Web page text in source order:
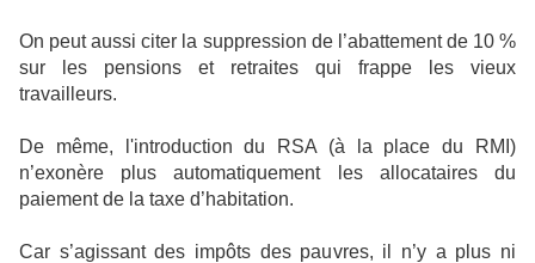
On peut aussi citer la suppression de l’abattement de 10 %
sur les pensions et retraites qui frappe les vieux
travailleurs.
De même, l'introduction du RSA (à la place du RMI)
n’exonère plus automatiquement les allocataires du
paiement de la taxe d’habitation.
Car s’agissant des impôts des pauvres, il n’y a plus ni